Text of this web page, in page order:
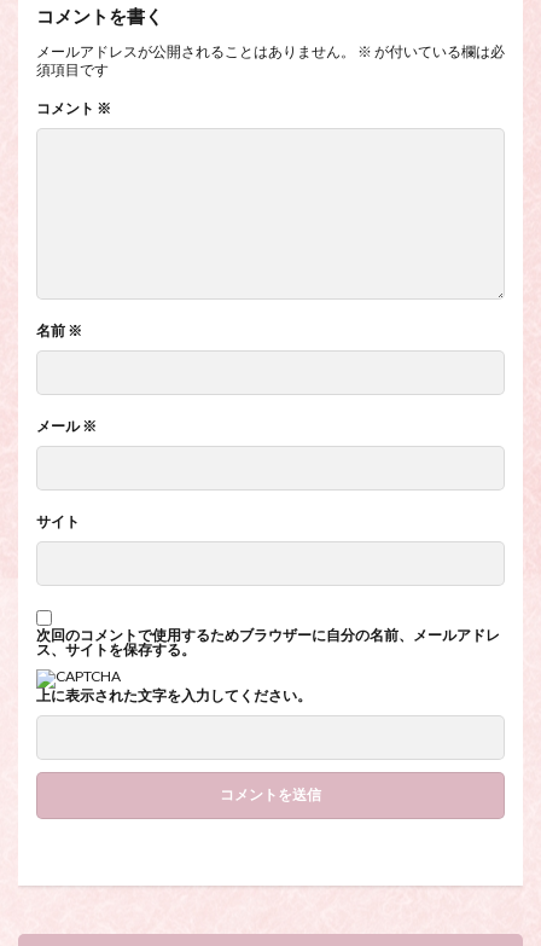
コメントを書く
メールアドレスが公開されることはありません。 ※ が付いている欄は必
須項目です
コメント ※
名前 ※
メール※
サイト
次回のコメントで使用するためブラウザーに自分の名前、メールアドレ
ス、サイトを保存する。
上に表示された文字を入力してください。